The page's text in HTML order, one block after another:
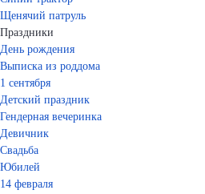
Щенячий патруль
Праздники
День рождения
Выписка из роддома
1 сентября
Детский праздник
Гендерная вечеринка
Девичник
Свадьба
Юбилей
14 февраля